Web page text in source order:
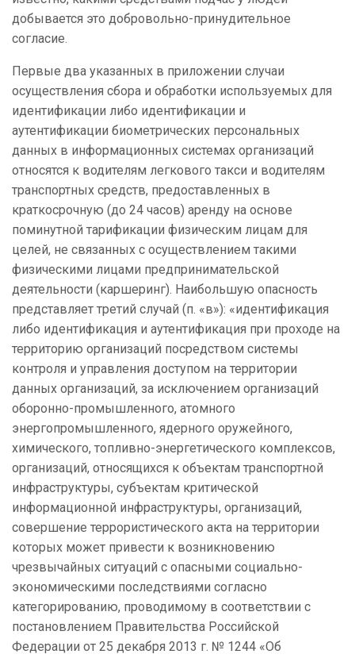
добывается это добровольно-принудительное
согласие.
Первые два указанных в приложении случаи
осуществления сбора и обработки используемых для
идентификации либо идентификации и
аутентификации биометрических персональных
данных в информационных системах организаций
относятся к водителям легкового такси и водителям
транспортных средств, предоставленных в
краткосрочную (до 24 часов) аренду на основе
поминутной тарификации физическим лицам для
целей, не связанных с осуществлением такими
физическими лицами предпринимательской
деятельности (каршеринг). Наибольшую опасность
представляет третий случай (п. «в»): «идентификация
либо идентификация и аутентификация при проходе на
территорию организаций посредством системы
контроля и управления доступом на территории
данных организаций, за исключением организаций
оборонно-промышленного, атомного
энергопромышленного, ядерного оружейного,
химического, топливно-энергетического комплексов,
организаций, относящихся к объектам транспортной
инфраструктуры, субъектам критической
информационной инфраструктуры, организаций,
совершение террористического акта на территории
которых может привести к возникновению
чрезвычайных ситуаций с опасными социально-
экономическими последствиями согласно
категорированию, проводимому в соответствии с
постановлением Правительства Российской
Федерации от 25 декабря 2013 г. № 1244 «Об